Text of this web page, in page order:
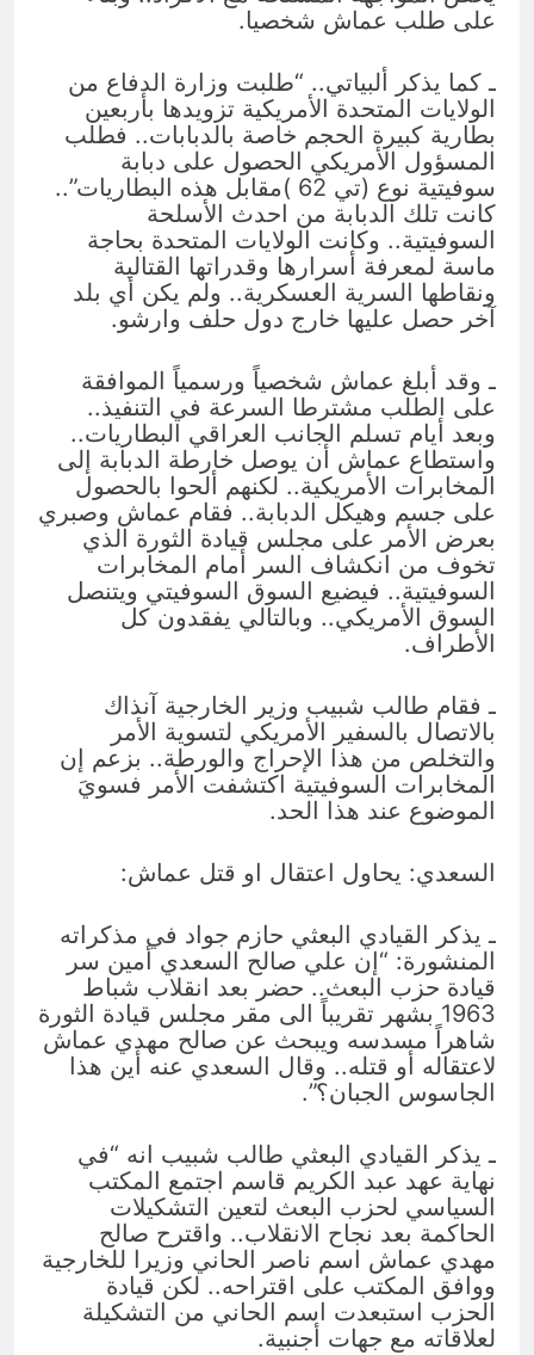
على طلب عماش شخصيا.
ـ كما يذكر ألبياتي.. “طلبت وزارة الدفاع من
الولايات المتحدة الأمريكية تزويدها بأربعين
بطارية كبيرة الحجم خاصة بالدبابات.. فطلب
المسؤول الأمريكي الحصول على دبابة
سوفيتية نوع (تي 62 )مقابل هذه البطاريات”..
كانت تلك الدبابة من احدث الأسلحة
السوفيتية.. وكانت الولايات المتحدة بحاجة
ماسة لمعرفة أسرارها وقدراتها القتالية
ونقاطها السرية العسكرية.. ولم يكن أي بلد
آخر حصل عليها خارج دول حلف وارشو.
ـ وقد أبلغ عماش شخصياً ورسمياً الموافقة
على الطلب مشترطا السرعة في التنفيذ..
وبعد أيام تسلم الجانب العراقي البطاريات..
واستطاع عماش أن يوصل خارطة الدبابة إلى
المخابرات الأمريكية.. لكنهم ألحوا بالحصول
على جسم وهيكل الدبابة.. فقام عماش وصبري
بعرض الأمر على مجلس قيادة الثورة الذي
تخوف من انكشاف السر أمام المخابرات
السوفيتية.. فيضيع السوق السوفيتي ويتنصل
السوق الأمريكي.. وبالتالي يفقدون كل
الأطراف.
ـ فقام طالب شبيب وزير الخارجية آنذاك
بالاتصال بالسفير الأمريكي لتسوية الأمر
والتخلص من هذا الإحراج والورطة.. بزعم إن
المخابرات السوفيتية اكتشفت الأمر فسويَ
الموضوع عند هذا الحد.
السعدي: يحاول اعتقال او قتل عماش:
ـ يذكر القيادي البعثي حازم جواد في مذكراته
المنشورة: “إن علي صالح السعدي أمين سر
قيادة حزب البعث.. حضر بعد انقلاب شباط
1963 بشهر تقريباً الى مقر مجلس قيادة الثورة
شاهراً مسدسه ويبحث عن صالح مهدي عماش
لاعتقاله أو قتله.. وقال السعدي عنه أين هذا
الجاسوس الجبان؟”.
ـ يذكر القيادي البعثي طالب شبيب انه “في
نهاية عهد عبد الكريم قاسم اجتمع المكتب
السياسي لحزب البعث لتعين التشكيلات
الحاكمة بعد نجاح الانقلاب.. واقترح صالح
مهدي عماش اسم ناصر الحاني وزيرا للخارجية
ووافق المكتب على اقتراحه.. لكن قيادة
الحزب استبعدت اسم الحاني من التشكيلة
لعلاقاته مع جهات أجنبية.